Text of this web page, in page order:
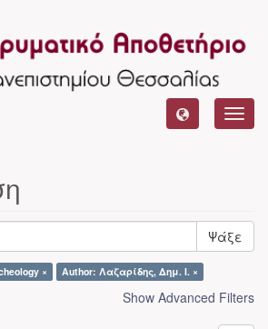
Ψάξε
× Author: Λαζαρίδης, Δημ. Ι. ×
Show Advanced Filters